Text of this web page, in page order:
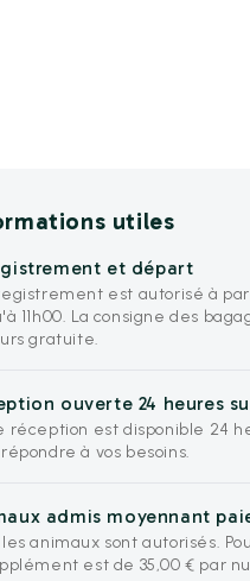
utiles
et départ
est autorisé à
11h00. La consigne des
gratuite.
ouverte 24 heures
réception est disponible 24
à vos besoins.
admis moyennant
les animaux sont autorisés.
est de 35,00 € par